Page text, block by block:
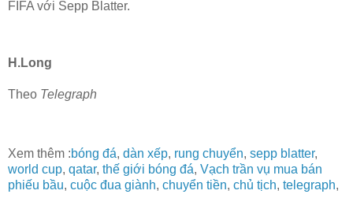
FIFA với Sepp Blatter.
H.Long
Theo Telegraph
Xem thêm :bóng đá, dàn xếp, rung chuyển, sepp blatter,
world cup, qatar, thế giới bóng đá, Vạch trần vụ mua bán
phiếu bầu, cuộc đua giành, chuyển tiền, chủ tịch, telegraph,